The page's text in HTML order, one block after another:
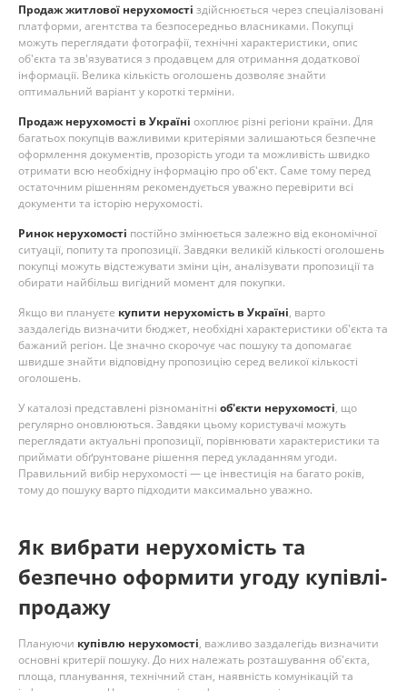
Продаж житлової нерухомості здійснюється через спеціалізовані
платформи, агентства та безпосередньо власниками. Покупці
можуть переглядати фотографії, технічні характеристики, опис
об'єкта та зв'язуватися з продавцем для отримання додаткової
інформації. Велика кількість оголошень дозволяє знайти
оптимальний варіант у короткі терміни.
Продаж нерухомості в Україні охоплює різні регіони країни. Для
багатьох покупців важливими критеріями залишаються безпечне
оформлення документів, прозорість угоди та можливість швидко
отримати всю необхідну інформацію про об'єкт. Саме тому перед
остаточним рішенням рекомендується уважно перевірити всі
документи та історію нерухомості.
Ринок нерухомості постійно змінюється залежно від економічної
ситуації, попиту та пропозиції. Завдяки великій кількості оголошень
покупці можуть відстежувати зміни цін, аналізувати пропозиції та
обирати найбільш вигідний момент для покупки.
Якщо ви плануєте купити нерухомість в Україні, варто
заздалегідь визначити бюджет, необхідні характеристики об'єкта та
бажаний регіон. Це значно скорочує час пошуку та допомагає
швидше знайти відповідну пропозицію серед великої кількості
оголошень.
У каталозі представлені різноманітні об'єкти нерухомості, що
регулярно оновлюються. Завдяки цьому користувачі можуть
переглядати актуальні пропозиції, порівнювати характеристики та
приймати обґрунтоване рішення перед укладанням угоди.
Правильний вибір нерухомості — це інвестиція на багато років,
тому до пошуку варто підходити максимально уважно.
Як вибрати нерухомість та
безпечно оформити угоду купівлі-
продажу
Плануючи купівлю нерухомості, важливо заздалегідь визначити
основні критерії пошуку. До них належать розташування об'єкта,
площа, планування, технічний стан, наявність комунікацій та